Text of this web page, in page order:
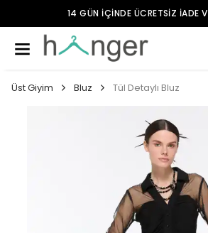
14 GÜN İÇİNDE ÜCRETSİZ İADE
Üst Giyim Bluz Tül Detaylı Bluz